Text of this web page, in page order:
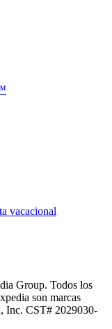
vacacional
Group. Todos los
son marcas
Inc. CST# 2029030-